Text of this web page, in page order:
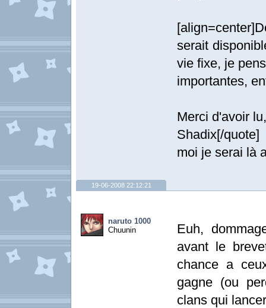
serait
vie fixe, je
importantes,
Merci d'avoir lu,
Shadix[/quote]
moi je serai là
19-06-2008 22:12:21
naruto 1000
Chuunin
Euh,
avant le
chance a
gagne (ou
clans qui